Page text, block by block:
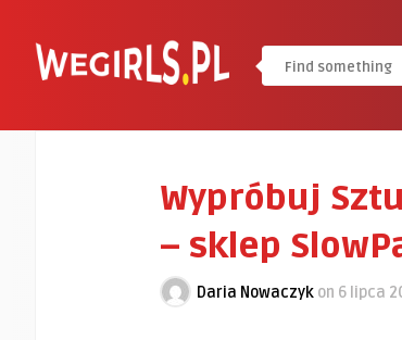
Wypróbuj
– sklep
Daria Nowaczyk on 6 lipca